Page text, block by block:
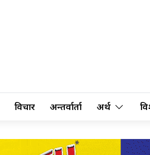
विचार अन्तर्वार्ता अर्थ